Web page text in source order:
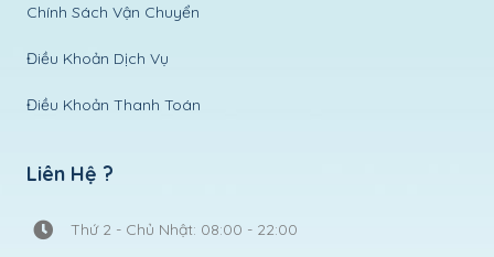
Chính Sách Vận Chuyển
Điều Khoản Dịch Vụ
Điều Khoản Thanh Toán
Liên Hệ ?
Thứ 2 - Chủ Nhật: 08:00 - 22:00